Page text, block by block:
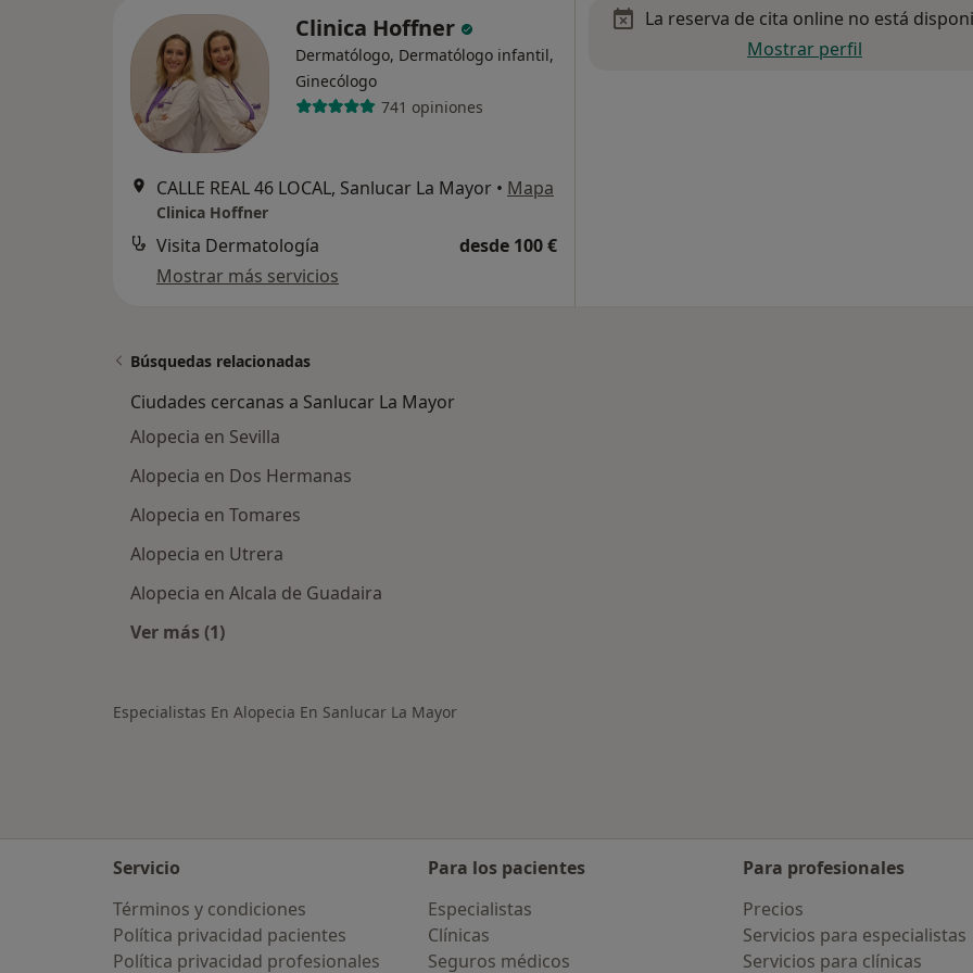
Clinica Hoffner
Dermatólogo, Dermatólogo infantil,
Ginecólogo
741 opiniones
CALLE REAL 46 LOCAL, Sanlucar La Mayor • Mapa
Clinica Hoffner
Visita Dermatología
desde 100 €
Mostrar más servicios
La reserva de cita online no está
Mostrar perfil
Búsquedas relacionadas
Ciudades cercanas a Sanlucar La Mayor
Alopecia en Sevilla
Alopecia en Dos Hermanas
Alopecia en Tomares
Alopecia en Utrera
Alopecia en Alcala de Guadaira
Ver más (1)
Especialistas En Alopecia En Sanlucar La Mayor
Servicio
Términos y condiciones
Política privacidad pacientes
Política privacidad profesionales
Para los pacientes
Especialistas
Clínicas
Seguros médicos
Para profesionales
Precios
Servicios para especialistas
Servicios para clínicas